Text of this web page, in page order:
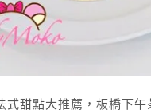
式甜點大推薦，板橋下